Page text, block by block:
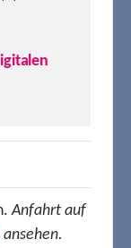
Anfahrt auf